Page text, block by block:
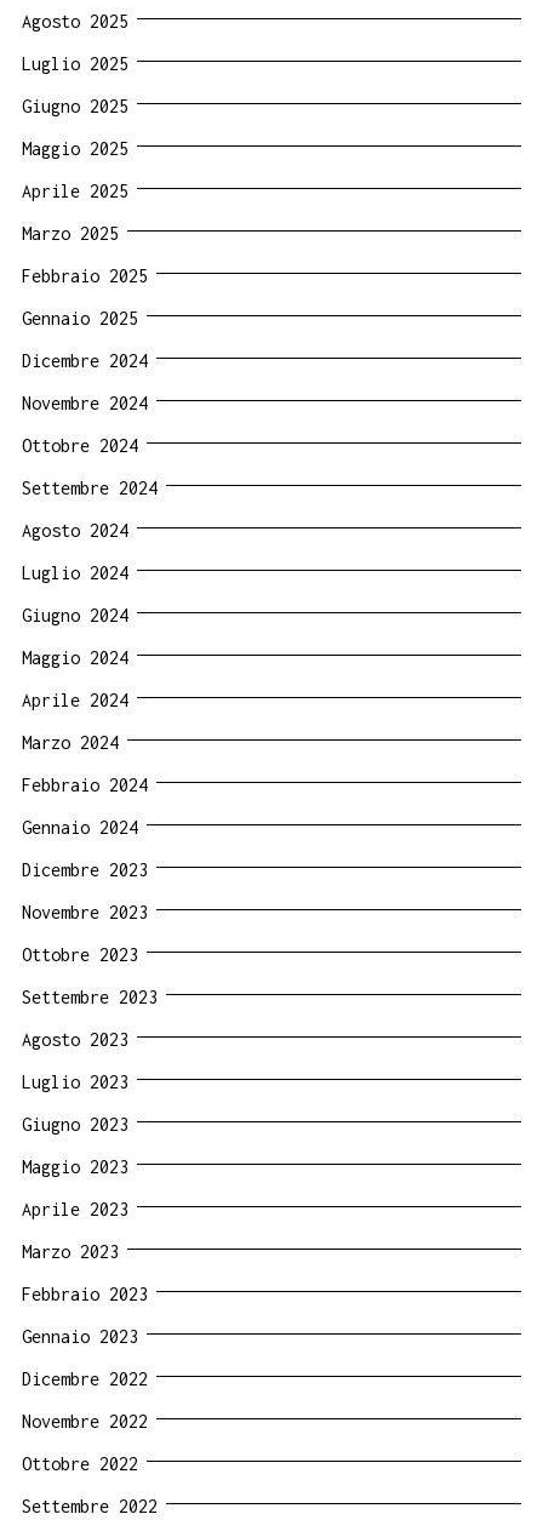
Agosto 2025
Luglio 2025
Giugno 2025
Maggio 2025
Aprile 2025
Marzo 2025
Febbraio 2025
Gennaio 2025
Dicembre 2024
Novembre 2024
Ottobre 2024
Settembre 2024
Agosto 2024
Luglio 2024
Giugno 2024
Maggio 2024
Aprile 2024
Marzo 2024
Febbraio 2024
Gennaio 2024
Dicembre 2023
Novembre 2023
Ottobre 2023
Settembre 2023
Agosto 2023
Luglio 2023
Giugno 2023
Maggio 2023
Aprile 2023
Marzo 2023
Febbraio 2023
Gennaio 2023
Dicembre 2022
Novembre 2022
Ottobre 2022
Settembre 2022